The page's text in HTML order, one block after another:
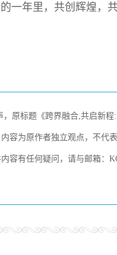
一年里，共创辉煌，
原标题《跨界融合,共启新
容为原作者独立观点，不代
容有任何疑问，请与邮箱：